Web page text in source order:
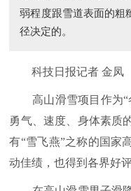
弱程度跟雪道表面的粗
径决定的。
科技日报记者 金凤
高山滑雪项目作为“
勇气、速度、身体素质
有“雪飞燕”之称的国家
动佳绩，也得到各界好评